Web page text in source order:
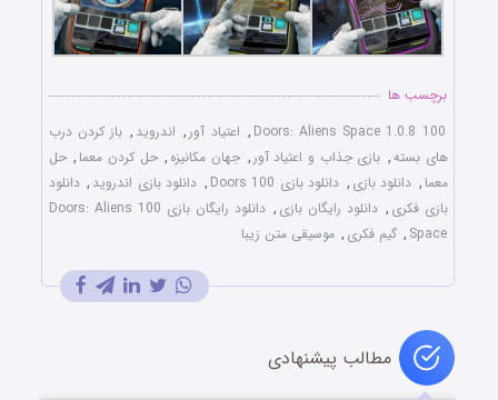
برچسب ها
100 Doors: Aliens Space 1.0.8
, اعتیاد آور , اندروید , باز کردن درب
های بسته, بازی جذاب و اعتیاد آور , جهان مکانیزه , حل کردن معما , حل
معما , دانلود بازی , دانلود بازی 100 Doors , دانلود بازی اندروید , دانلود
بازی فکری , دانلود رایگان بازی ,
دانلود رایگان بازی 100 Doors: Aliens
Space
, گیم فکری , موسیقی متن زیبا
مطالب پیشنهادی